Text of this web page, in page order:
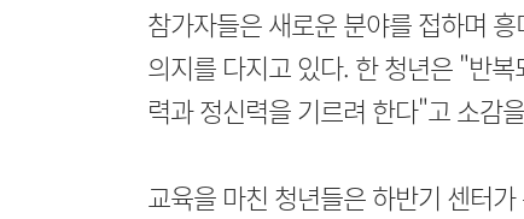
참가자들은 새로운 분야를 접하며
의지를 다지고 있다. 한 청년은 "반
력과 정신력을 기르려 한다"고 소감
교육을 마친 청년들은 하반기 센터